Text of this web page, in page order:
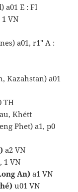
a01 E : FI
VN
a01, r1″ A :
Kazahstan) a01
TH
Khétt
Phet) a1, p0
a2 VN
1 VN
An) a1 VN
u01 VN